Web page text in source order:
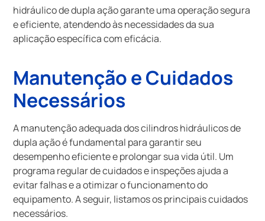
hidráulico de dupla ação garante uma operação segura
e eficiente, atendendo às necessidades da sua
aplicação específica com eficácia.
Manutenção e Cuidados
Necessários
A manutenção adequada dos cilindros hidráulicos de
dupla ação é fundamental para garantir seu
desempenho eficiente e prolongar sua vida útil. Um
programa regular de cuidados e inspeções ajuda a
evitar falhas e a otimizar o funcionamento do
equipamento. A seguir, listamos os principais cuidados
necessários.